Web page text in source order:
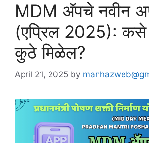
r
i
e
s
MDM अ‍ॅपचे नवीन
(एप्रिल 2025): कसे
कुठे मिळेल?
April 21, 2025 by